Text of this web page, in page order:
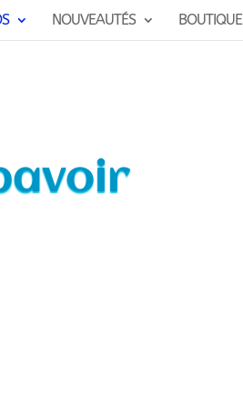
NOUVEAUTÉS BOUTIQUE